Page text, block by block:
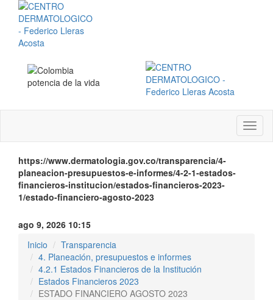
Menú
https://www.dermatologia.gov.co/transparencia/4-
planeacion-presupuestos-e-informes/4-2-1-estados-
financieros-institucion/estados-financieros-2023-
1/estado-financiero-agosto-2023
ago 9, 2026 10:15
Inicio
Transparencia
4. Planeación, presupuestos e informes
4.2.1 Estados Financieros de la Institución
Estados Financieros 2023
ESTADO FINANCIERO AGOSTO 2023